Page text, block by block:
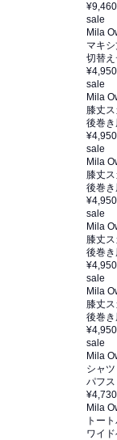
¥9,460
sale
Mila
マキ
切替
¥4,950
sale
Mila
膝丈
後巻
¥4,950
sale
Mila
膝丈
後巻
¥4,950
sale
Mila
膝丈
後巻
¥4,950
sale
Mila
膝丈
後巻
¥4,950
sale
Mila
シャツ
パフ
¥4,730
Mila
トー
ワイ